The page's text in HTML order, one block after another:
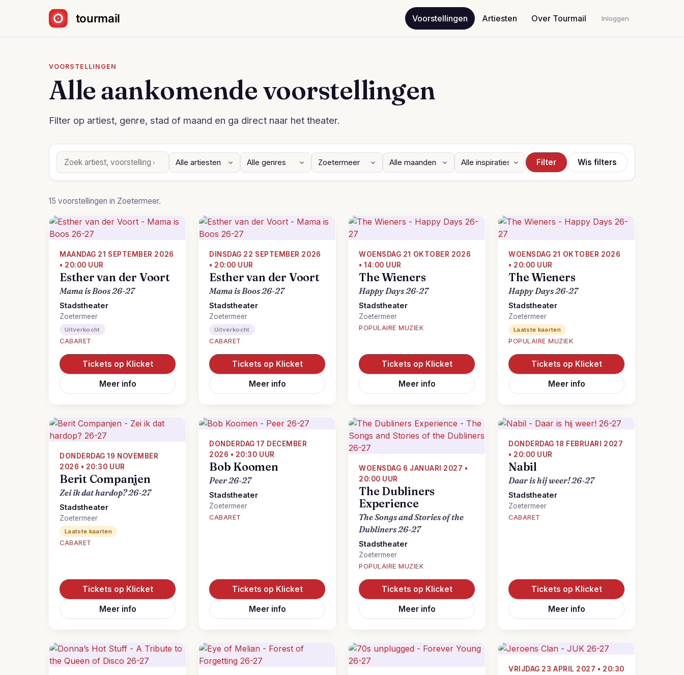
Voorstellingen
Artiesten Over Tourmail Inloggen
VOORSTELLINGEN
Alle aankomende voorstellingen
Filter op artiest, genre, stad of maand en ga direct naar het theater.
Filter Wis filters
15 voorstellingen in Zoetermeer.
MAANDAG 21 SEPTEMBER 2026
• 20:00 UUR
Esther van der Voort
Mama is Boos 26-27
Stadstheater
Zoetermeer
Uitverkocht
CABARET
Tickets op Klicket
Meer info
DINSDAG 22 SEPTEMBER 2026
• 20:00 UUR
Esther van der Voort
Mama is Boos 26-27
Stadstheater
Zoetermeer
Uitverkocht
CABARET
Tickets op Klicket
Meer info
WOENSDAG 21 OKTOBER 2026
• 14:00 UUR
The Wieners
Happy Days 26-27
Stadstheater
Zoetermeer
POPULAIRE MUZIEK
Tickets op Klicket
Meer info
WOENSDAG 21 OKTOBER 2026
• 20:00 UUR
The Wieners
Happy Days 26-27
Stadstheater
Zoetermeer
Laatste kaarten
POPULAIRE MUZIEK
Tickets op Klicket
Meer info
DONDERDAG 19 NOVEMBER
2026 • 20:30 UUR
Berit Companjen
Zei ik dat hardop? 26-27
Stadstheater
Zoetermeer
Laatste kaarten
CABARET
Tickets op Klicket
Meer info
DONDERDAG 17 DECEMBER
2026 • 20:30 UUR
Bob Koomen
Peer 26-27
Stadstheater
Zoetermeer
CABARET
Tickets op Klicket
Meer info
WOENSDAG 6 JANUARI 2027 •
20:00 UUR
The Dubliners
Experience
The Songs and Stories of the
Dubliners 26-27
Stadstheater
Zoetermeer
POPULAIRE MUZIEK
Tickets op Klicket
Meer info
DONDERDAG 18 FEBRUARI 2027
• 20:00 UUR
Nabil
Daar is hij weer! 26-27
Stadstheater
Zoetermeer
CABARET
Tickets op Klicket
Meer info
VRIJDAG 23 APRIL 2027 • 20:30